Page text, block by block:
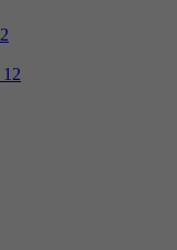
2
12